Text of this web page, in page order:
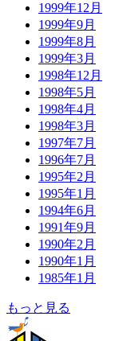
1999年12月
1999年9月
1999年8月
1999年3月
1998年12月
1998年5月
1998年4月
1998年3月
1997年7月
1996年7月
1995年2月
1995年1月
1994年6月
1991年9月
1990年2月
1990年1月
1985年1月
もっと見る